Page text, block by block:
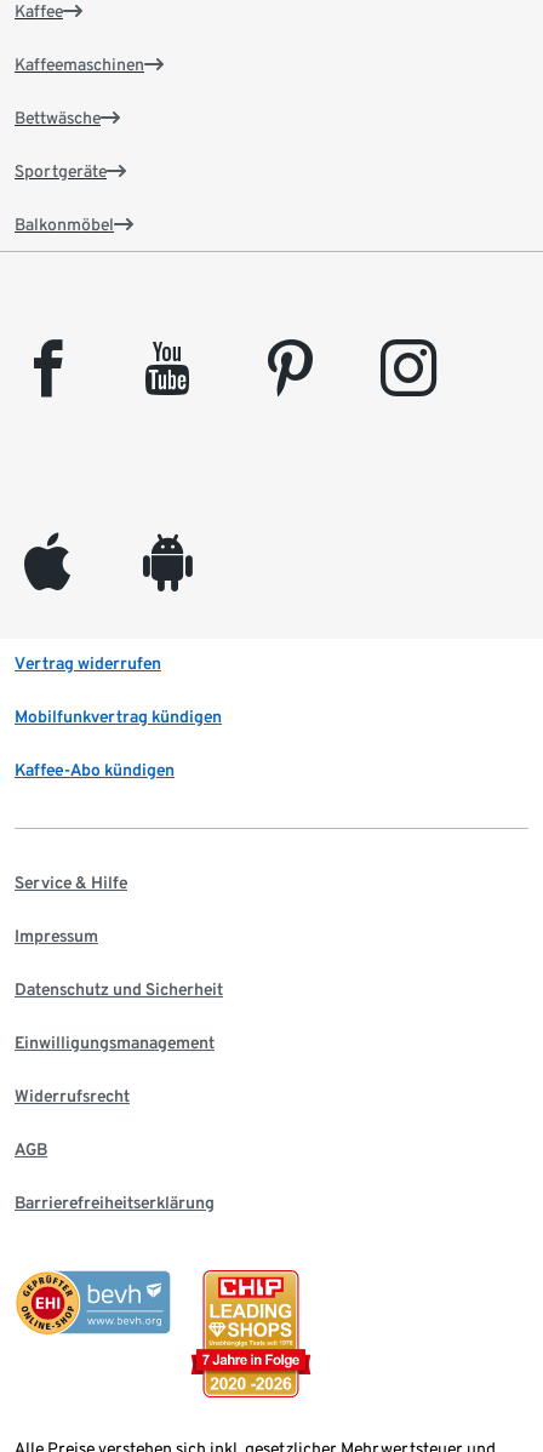
Kaffee
Kaffeemaschinen
Bettwäsche
Sportgeräte
Balkonmöbel
facebook youtube pinterest instagram
appleinc android
Vertrag widerrufen
Mobilfunkvertrag kündigen
Kaffee-Abo kündigen
Service & Hilfe
Impressum
Datenschutz und Sicherheit
Einwilligungsmanagement
Widerrufsrecht
AGB
Barrierefreiheitserklärung